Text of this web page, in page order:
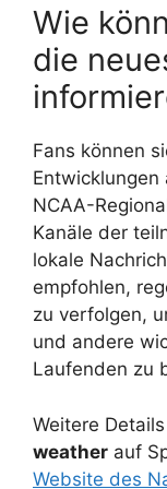
Wie
die
Fans können
NCAA-
Kanäle der
lokale
empfohlen,
zu verfolgen,
und andere
Laufenden zu
Weitere
weather auf
Website des